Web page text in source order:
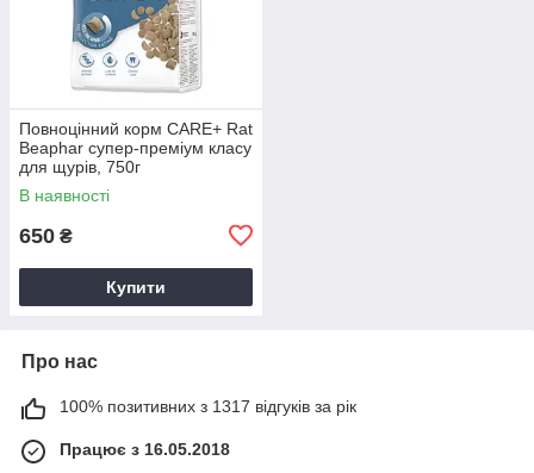
Повноцінний корм CARE+ Rat
Beaphar супер-преміум класу
для щурів, 750г
В наявності
650 ₴
Купити
Про нас
100% позитивних з 1317 відгуків за рік
Працює з 16.05.2018